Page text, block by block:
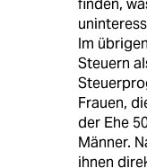
finden,
Im
Steuern
Frauen,
der Ehe
Männer.
ihnen